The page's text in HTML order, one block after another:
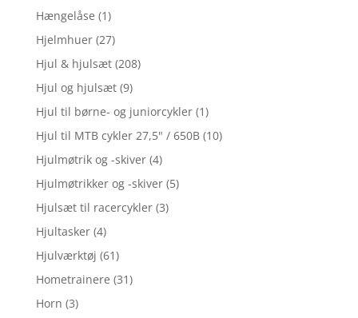
Hængelåse (1)
Hjelmhuer (27)
Hjul & hjulsæt (208)
Hjul og hjulsæt (9)
Hjul til børne- og juniorcykler (1)
Hjul til MTB cykler 27,5" / 650B (10)
Hjulmøtrik og -skiver (4)
Hjulmøtrikker og -skiver (5)
Hjulsæt til racercykler (3)
Hjultasker (4)
Hjulværktøj (61)
Hometrainere (31)
Horn (3)